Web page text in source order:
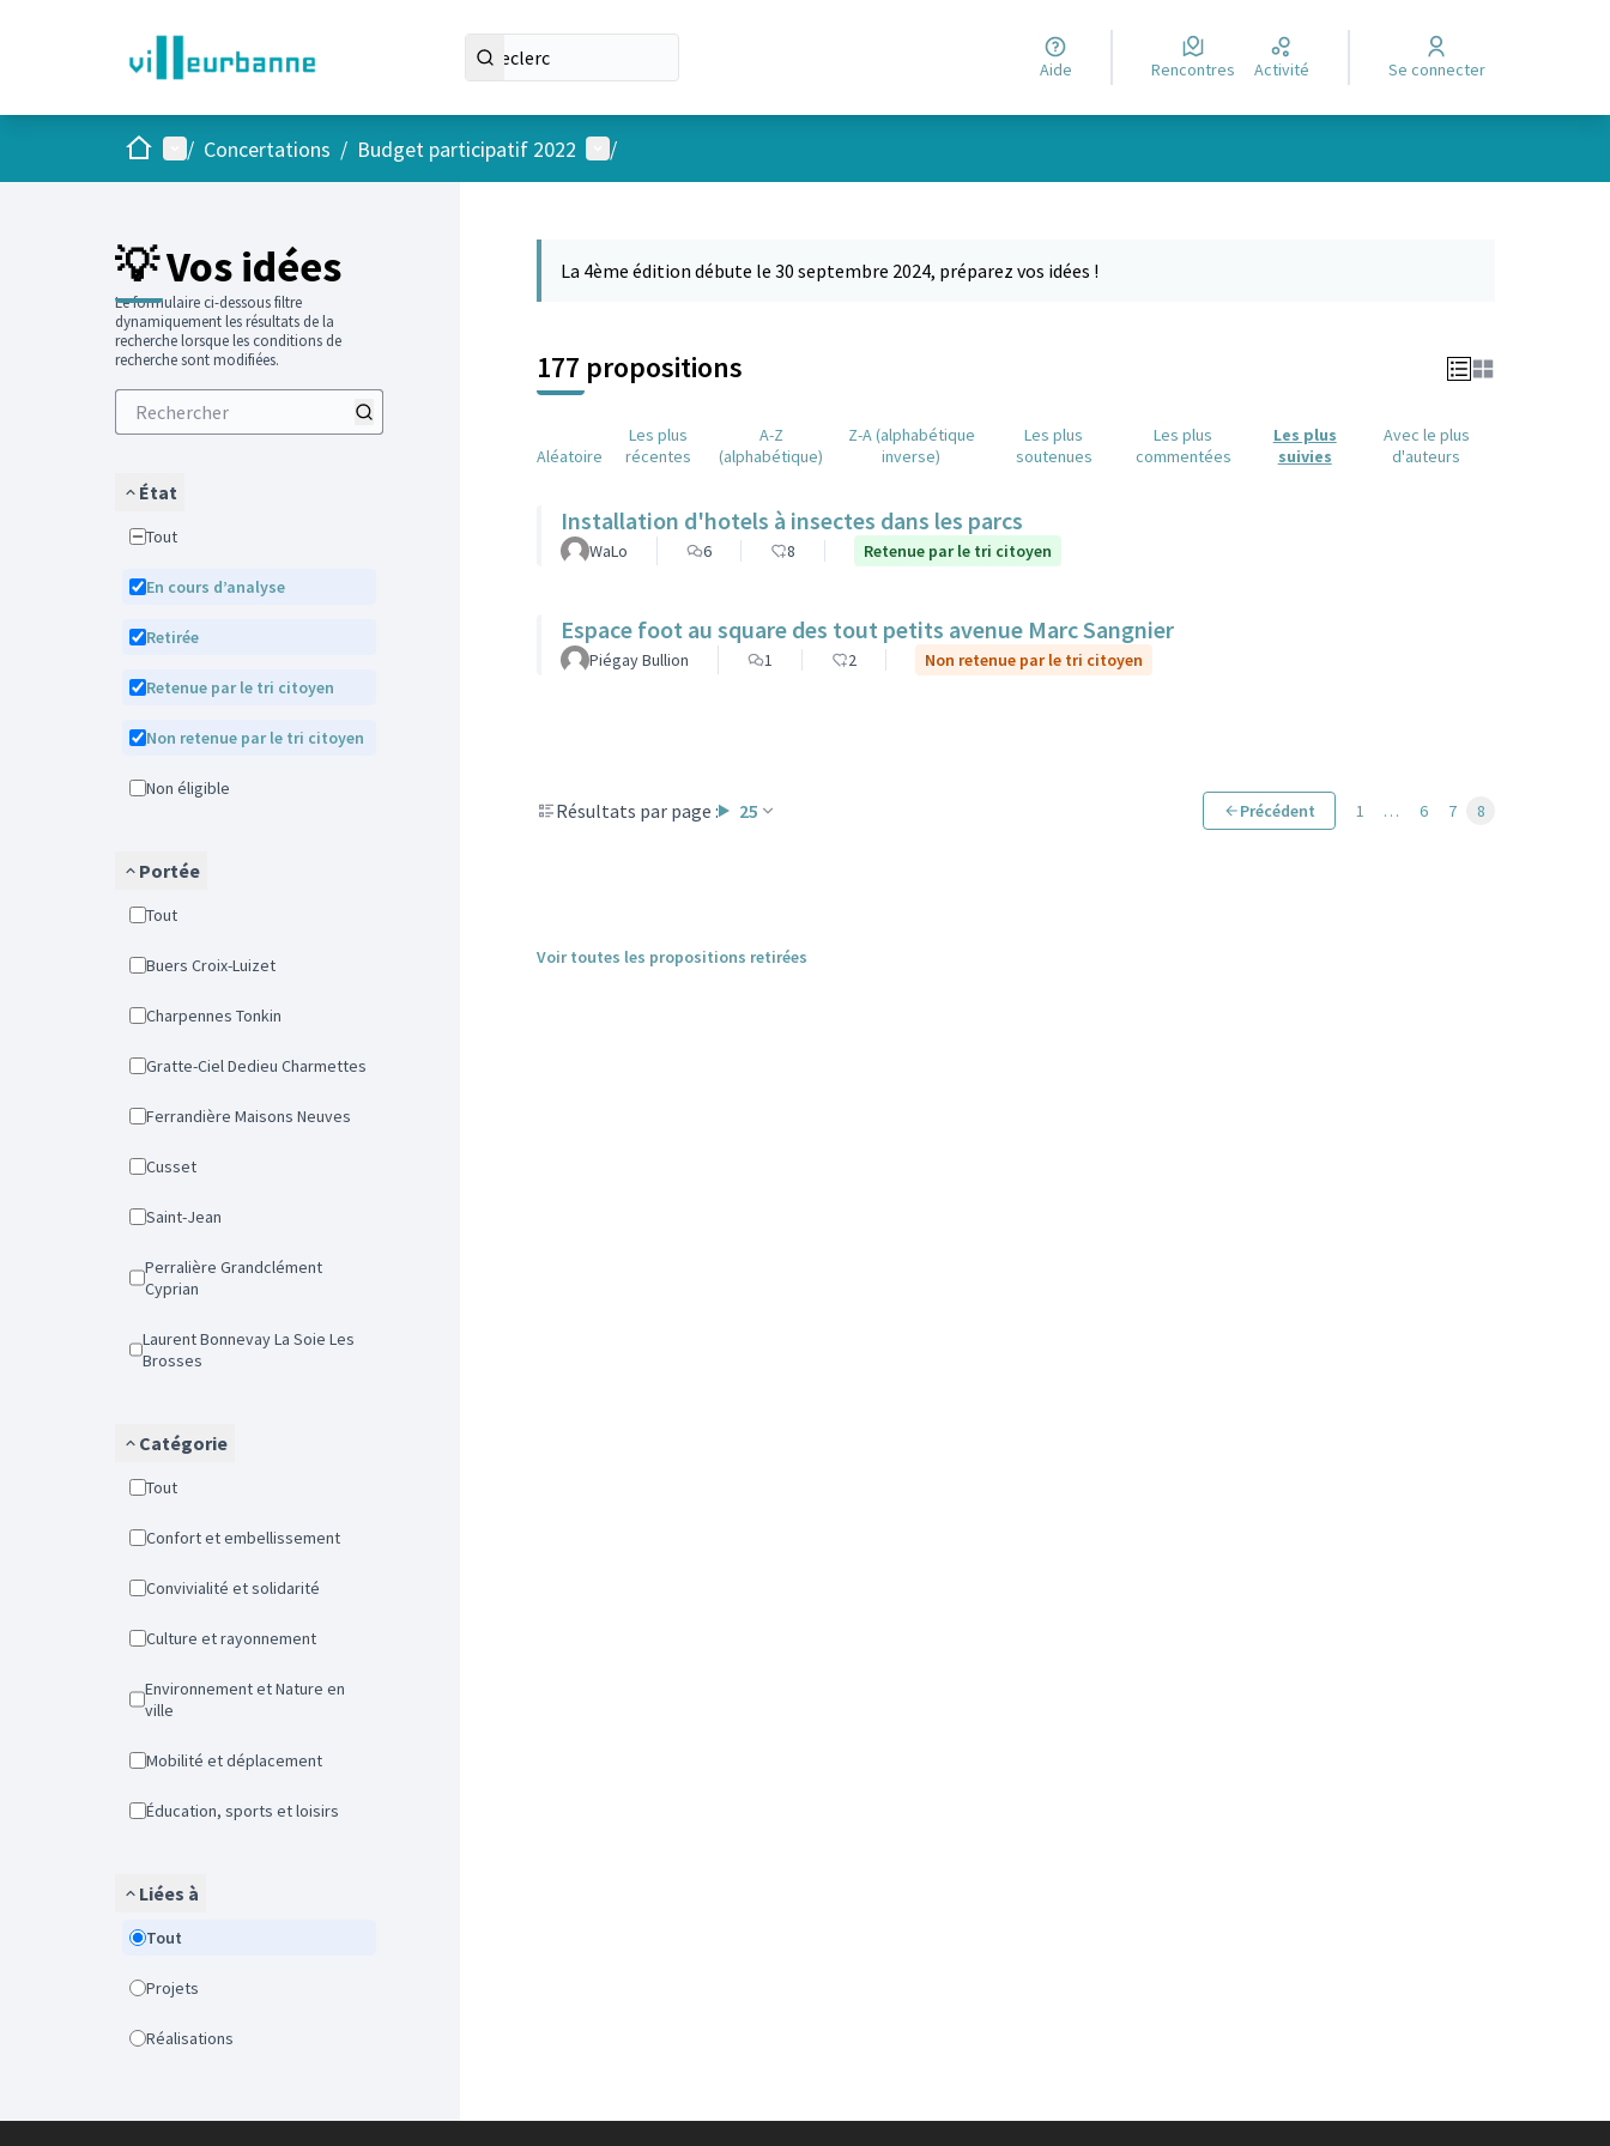
Aide Rencontres Activité Se connecter
AccueilMenu principal
/ Concertations / Budget participatif 2022 Menu utilisateur
/
💡 Vos idées
Le formulaire ci-dessous filtre
dynamiquement les résultats de la
recherche lorsque les conditions de
recherche sont modifiées.
État
Tout
En cours d’analyse
Retirée
Retenue par le tri citoyen
Non retenue par le tri citoyen
Non éligible
Portée
Tout
Buers Croix-Luizet
Charpennes Tonkin
Gratte-Ciel Dedieu Charmettes
Ferrandière Maisons Neuves
Cusset
Saint-Jean
Perralière Grandclément
Cyprian
Laurent Bonnevay La Soie Les
Brosses
Catégorie
Tout
Confort et embellissement
Convivialité et solidarité
Culture et rayonnement
Environnement et Nature en
ville
Mobilité et déplacement
Éducation, sports et loisirs
Liées à
Tout
Projets
Réalisations
La 4ème édition débute le 30 septembre 2024, préparez vos idées !
177 propositions
Aléatoire
Les plus
récentes
A-Z
(alphabétique)
Z-A (alphabétique
inverse)
Les plus
soutenues
Les plus
commentées
Les plus
suivies
Avec le plus
d'auteurs
Installation d'hotels à insectes dans les parcs
WaLo 6 8 Retenue par le tri citoyen
Espace foot au square des tout petits avenue Marc Sangnier
Piégay Bullion 1 2 Non retenue par le tri citoyen
Résultats par page : 25 Précédent 1 … 6 7 8
Voir toutes les propositions retirées